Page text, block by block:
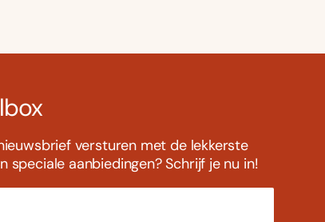
versturen met de lekkerste
speciale aanbiedingen? Schrijf je nu in!